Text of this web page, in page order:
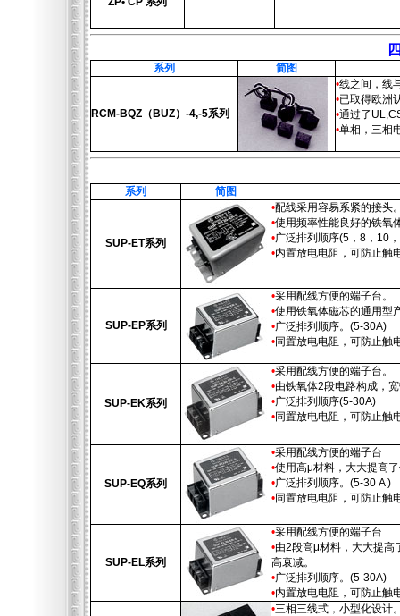
系列 简图
RCM-BQZ（BUZ）-4,-5系列
•线之间，线
•已取得欧洲
•通过了
•单相，三相
系列 简图
SUP-ET系列
•配线采用容易系紧的接头
•使用频率性能良好的铁氧
•广泛排列顺序(5，8，10
•内置放电电阻，可防止触
SUP-EP系列
•采用配线方便的端子台。
•使用铁氧体磁芯的通用型
•广泛排列顺序。(5-30A)
•同置放电电阻，可防止触
SUP-EK系列
•采用配线方便的端子台。
•由铁氧体2段电路构成，
•广泛排列顺序(5-30A)
•同置放电电阻，可防止触
SUP-EQ系列
•采用配线方便的端子台
•使用高μ材料，大大提高
•广泛排列顺序。(5-30 A )
•同置放电电阻，可防止触
SUP-EL系列
•采用配线方便的端子台
•由2段高μ材料，大大提高
高衰减。
•广泛排列顺序。(5-30A)
•内置放电电阻，可防止触
•三相三线式，小型化设计